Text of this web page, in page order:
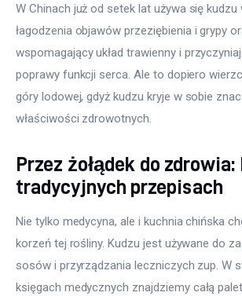
W Chinach już od setek lat używa się kudzu
łagodzenia objawów przeziębienia i grypy
wspomagający układ trawienny i
poprawy funkcji serca. Ale to dopiero
góry lodowej, gdyż kudzu kryje w sobie
właściwości zdrowotnych.
Przez żołądek do zdrowia:
tradycyjnych przepisach
Nie tylko medycyna, ale i kuchnia chińska
korzeń tej rośliny. Kudzu jest używane do
sosów i przyrządzania leczniczych zup. W
księgach medycznych znajdziemy całą